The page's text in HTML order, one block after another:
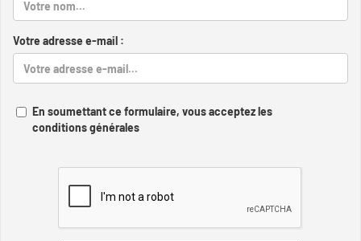
Votre adresse e-mail :
En soumettant ce formulaire, vous acceptez les
conditions générales